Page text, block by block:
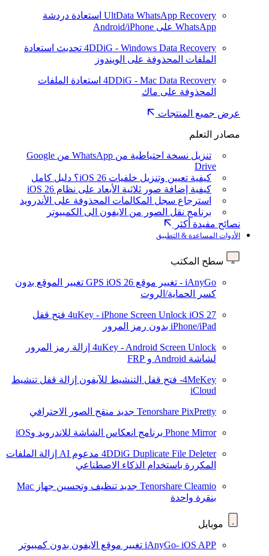
UltData WhatsApp Recovery استعادة دردشة
WhatsApp على Android/iPhone
4DDiG - Windows Data Recovery تحديث استعادة
الملفات المحذوفة على الويندوز
4DDiG - Mac Data Recovery استعادة الملفات
المحذوفة على ماك
عرض جميع المنتجات
مصادر التعلم
تنزيل نسخة احتياطية من WhatsApp من Google
Drive
كيفية تعيين وتنزيل خلفيات iOS 26؟ دليل كامل
كيفية إضافة صور ثلاثية الأبعاد على نظام iOS 26
استرجاع سجل المكالمات المحذوفة على الأندرويد
برنامج نقل الصور من الايفون الى الكمبيوتر
نصائح مفيدة أكثر
الأدوات المساعدة & التطبيق
سطح المكتب
iAnyGo - تغيير موقع GPS iOS 26
تغيير الموقع بدون
كسر الحماية/الروت
4uKey - iPhone Screen Unlock iOS 27
فتح قفل
iPhone/iPad بدون رمز المرور
4uKey - Android Screen Unlock إزالة رمز المرور
لشاشة Android و FRP
4MeKey- فتح قفل التنشيط للآيفون
إزالة قفل تنشيط
iCloud
Tenorshare PixPretty جديد منقح الصور الاحترافي
Phone Mirror برنامج انعكاس الشاشة للاندرويد وiOS
4DDiG Duplicate File Deleter مدعوم AI
إزالة الملفات
المكررة باستخدام الذكاء الاصطناعي
Tenorshare Cleamio جديد
تنظيف وتحسين جهاز Mac
بنقرة واحدة
موبايل
iAnyGo- iOS APP تغيير موقع الايفون بدون كمبيوتر